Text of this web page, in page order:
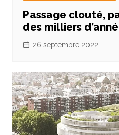
Passage clouté,
des milliers
26 septembre 2022